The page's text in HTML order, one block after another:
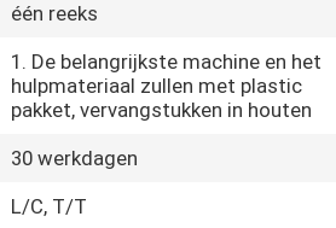
één reeks
1. De belangrijkste machine en het
hulpmateriaal zullen met plastic
pakket, vervangstukken in houten
30 werkdagen
L/C, T/T